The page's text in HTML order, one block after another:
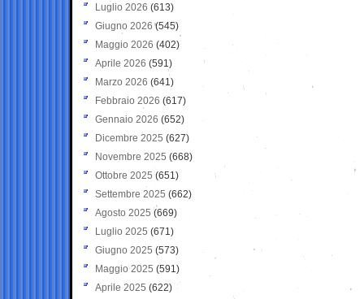
Luglio 2026 (613)
Giugno 2026 (545)
Maggio 2026 (402)
Aprile 2026 (591)
Marzo 2026 (641)
Febbraio 2026 (617)
Gennaio 2026 (652)
Dicembre 2025 (627)
Novembre 2025 (668)
Ottobre 2025 (651)
Settembre 2025 (662)
Agosto 2025 (669)
Luglio 2025 (671)
Giugno 2025 (573)
Maggio 2025 (591)
Aprile 2025 (622)